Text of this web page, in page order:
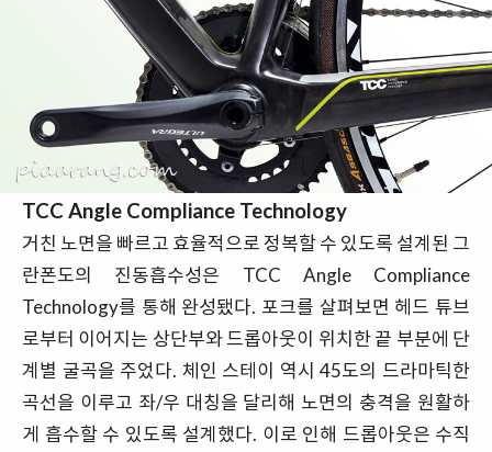
TCC Angle Compliance Technology
거친 노면을 빠르고 효율적으로 정복할 수 있도록 설계된 그
란폰도의 진동흡수성은 TCC Angle Compliance
Technology를 통해 완성됐다. 포크를 살펴보면 헤드 튜브
로부터 이어지는 상단부와 드롭아웃이 위치한 끝 부분에 단
계별 굴곡을 주었다. 체인 스테이 역시 45도의 드라마틱한
곡선을 이루고 좌/우 대칭을 달리해 노면의 충격을 원활하
게 흡수할 수 있도록 설계했다. 이로 인해 드롭아웃은 수직